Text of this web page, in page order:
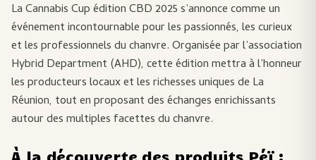
La Cannabis Cup édition CBD 2025 s’annonce comme un
événement incontournable pour les passionnés, les curieux
et les professionnels du chanvre. Organisée par l’association
Hybrid Department (AHD), cette édition mettra à l’honneur
les producteurs locaux et les richesses uniques de La
Réunion, tout en proposant des échanges enrichissants
autour des multiples facettes du chanvre.
À la découverte des produits Péï :